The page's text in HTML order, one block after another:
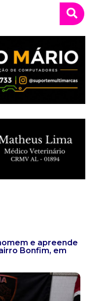
e apreende
Bonfim, em